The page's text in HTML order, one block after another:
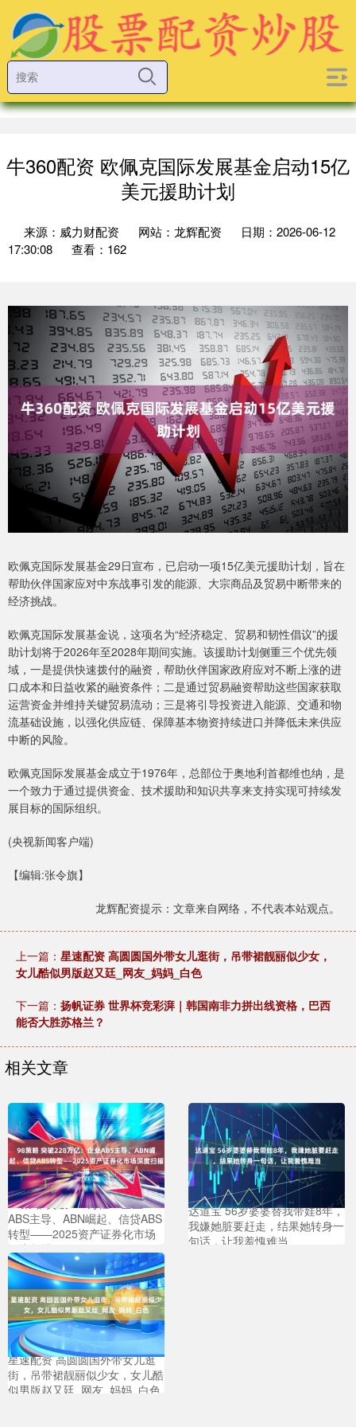
牛360配资 欧佩克国际发展基金启动15亿
美元援助计划
来源：威力财配资 网站：龙辉配资
日期：2026-06-12
17:30:08
查看：162
欧佩克国际发展基金29日宣布，已启动一项15亿美元援助计划，旨在
帮助伙伴国家应对中东战事引发的能源、大宗商品及贸易中断带来的
经济挑战。
欧佩克国际发展基金说，这项名为“经济稳定、贸易和韧性倡议”的援
助计划将于2026年至2028年期间实施。该援助计划侧重三个优先领
域，一是提供快速拨付的融资，帮助伙伴国家政府应对不断上涨的进
口成本和日益收紧的融资条件；二是通过贸易融资帮助这些国家获取
运营资金并维持关键贸易流动；三是将引导投资进入能源、交通和物
流基础设施，以强化供应链、保障基本物资持续进口并降低未来供应
中断的风险。
欧佩克国际发展基金成立于1976年，总部位于奥地利首都维也纳，是
一个致力于通过提供资金、技术援助和知识共享来支持实现可持续发
展目标的国际组织。
(央视新闻客户端)
【编辑:张令旗】
龙辉配资提示：文章来自网络，不代表本站观点。
上一篇： 星速配资 高圆圆国外带女儿逛街，吊带裙靓丽似少女，
女儿酷似男版赵又廷_网友_妈妈_白色
下一篇： 扬帆证券 世界杯竞彩湃｜韩国南非力拼出线资格，巴西
能否大胜苏格兰？
相关文章
98策略 突破228万亿：企业
ABS主导、ABN崛起、信贷ABS
转型——2025资产证券化市场
深度扫描
达道宝 56岁婆婆替我带娃8年，
我嫌她脏要赶走，结果她转身一
句话，让我羞愧难当
星速配资 高圆圆国外带女儿逛
街，吊带裙靓丽似少女，女儿酷
似男版赵又廷_网友_妈妈_白色